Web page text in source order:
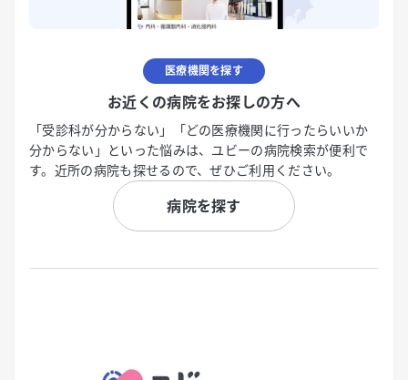
医療機関を探す
お近くの病院をお探しの方へ
「受診科が分からない」「どの医療機関に行ったらいいか
分からない」といった悩みは、ユビーの病院検索が便利で
す。近所の病院も探せるので、ぜひご利用ください。
病院を探す